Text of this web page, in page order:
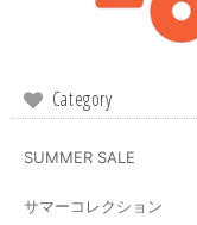
Category
SUMMER SALE
サマーコレクション